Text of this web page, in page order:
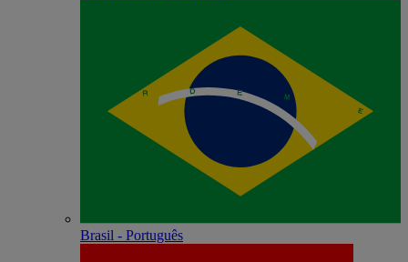
Brasil - Português